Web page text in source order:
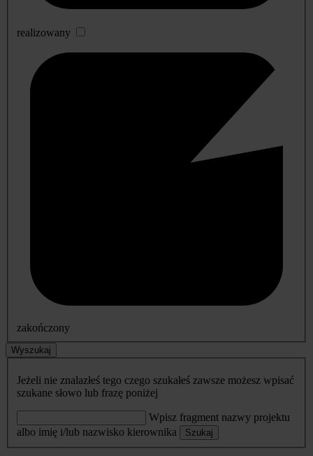
realizowany
zakończony
Wyszukaj
Jeżeli nie znalazłeś tego czego szukałeś zawsze możesz wpisać
szukane słowo lub frazę poniżej
Wpisz fragment nazwy projektu
albo imię i/lub nazwisko kierownika
Szukaj